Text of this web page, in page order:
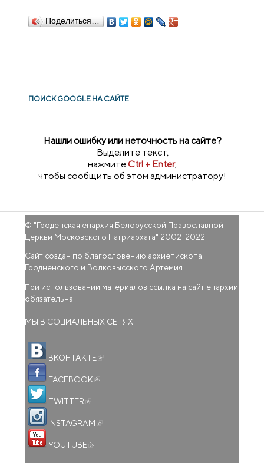
Поделиться…
ПОИСК GOОGLE НА САЙТЕ
Нашли ошибку или неточность на сайте?
Выделите текст,
нажмитеCtrl + Enter,
чтобы сообщить об этом администратору!
© "Гроденская епархия Белорусской Православной
Церкви Московского Патриархата" 2002-2022
Сайт создан по благословению архиепископа
Гродненского и Волковысского Артемия.
При использовании материалов ссылка на сайт епархии
обязательна.
МЫ В СОЦИАЛЬНЫХ СЕТЯХ
ВКОНТАКТЕ
FACEBOOK
TWITTER
INSTAGRAM
YOUTUBE